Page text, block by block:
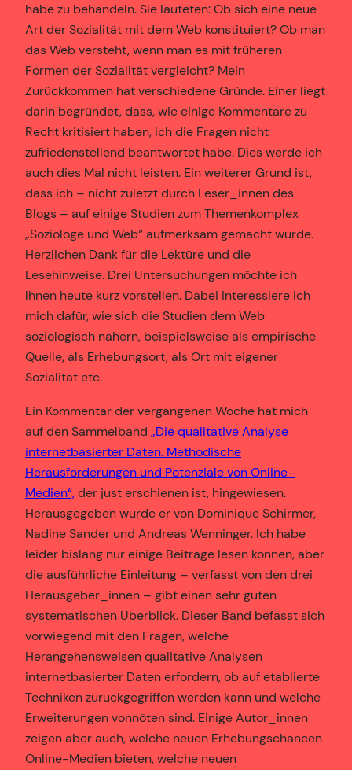
habe zu behandeln. Sie lauteten: Ob sich eine neue
Art der Sozialität mit dem Web konstituiert? Ob man
das Web versteht, wenn man es mit früheren
Formen der Sozialität vergleicht? Mein
Zurückkommen hat verschiedene Gründe. Einer liegt
darin begründet, dass, wie einige Kommentare zu
Recht kritisiert haben, ich die Fragen nicht
zufriedenstellend beantwortet habe. Dies werde ich
auch dies Mal nicht leisten. Ein weiterer Grund ist,
dass ich – nicht zuletzt durch Leser_innen des
Blogs – auf einige Studien zum Themenkomplex
„Soziologe und Web“ aufmerksam gemacht wurde.
Herzlichen Dank für die Lektüre und die
Lesehinweise. Drei Untersuchungen möchte ich
Ihnen heute kurz vorstellen. Dabei interessiere ich
mich dafür, wie sich die Studien dem Web
soziologisch nähern, beispielsweise als empirische
Quelle, als Erhebungsort, als Ort mit eigener
Sozialität etc.
Ein Kommentar der vergangenen Woche hat mich
auf den Sammelband „Die qualitative Analyse
internetbasierter Daten. Methodische
Herausforderungen und Potenziale von Online-
Medien“,der just erschienen ist, hingewiesen.
Herausgegeben wurde er von Dominique Schirmer,
Nadine Sander und Andreas Wenninger. Ich habe
leider bislang nur einige Beiträge lesen können, aber
die ausführliche Einleitung – verfasst von den drei
Herausgeber_innen – gibt einen sehr guten
systematischen Überblick. Dieser Band befasst sich
vorwiegend mit den Fragen, welche
Herangehensweisen qualitative Analysen
internetbasierter Daten erfordern, ob auf etablierte
Techniken zurückgegriffen werden kann und welche
Erweiterungen vonnöten sind. Einige Autor_innen
zeigen aber auch, welche neuen Erhebungschancen
Online-Medien bieten, welche neuen